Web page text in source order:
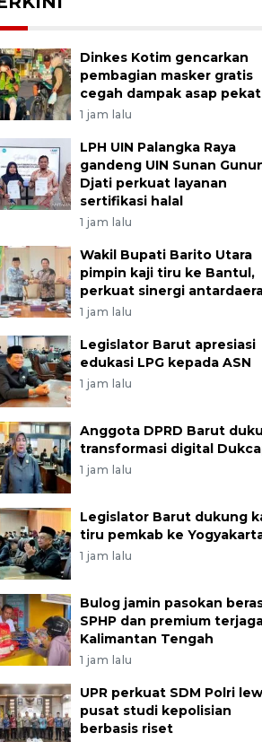
Dinkes Kotim gencarkan
pembagian masker gratis
cegah dampak asap pekat
1 jam lalu
LPH UIN Palangka Raya
gandeng UIN Sunan
Djati perkuat layanan
sertifikasi halal
1 jam lalu
Wakil Bupati Barito Utara
pimpin kaji tiru ke Bantul,
perkuat sinergi
1 jam lalu
Legislator Barut apresiasi
edukasi LPG kepada ASN
1 jam lalu
Anggota DPRD Barut
transformasi digital
1 jam lalu
Legislator Barut dukung
tiru pemkab ke
1 jam lalu
Bulog jamin pasokan
SPHP dan premium
Kalimantan Tengah
1 jam lalu
UPR perkuat SDM Polri
pusat studi kepolisian
berbasis riset